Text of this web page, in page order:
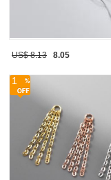
US$ 8.13 8.05
1